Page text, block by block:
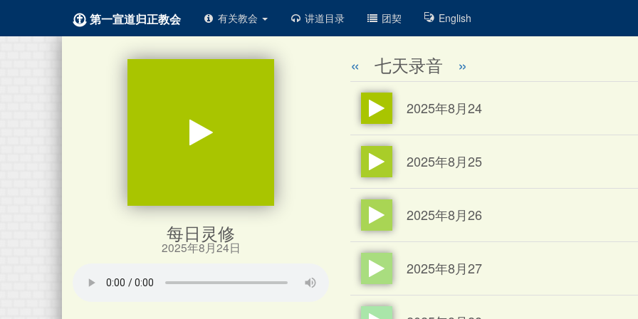
第一宣道归正教会 有关教会 讲道目录 团契 English
每日灵修
2025年8月24日
« 七天录音 »
2025年8月24
2025年8月25
2025年8月26
2025年8月27